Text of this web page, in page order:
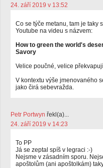
24. září 2019 v 13:52
Co se týče metanu, tam je taky
Youtube na videu s názvem:
How to green the world's
Savory
Velice poučné, velice
V kontextu výše jmenovaného
jako čirá sebevražda.
Petr Portwyn řekl(a)...
24. září 2019 v 14:23
To PP
Já se zeptal spíš v legraci :-)
Nejsme v zásadním sporu.
apoštolům (ani apoštolkám)